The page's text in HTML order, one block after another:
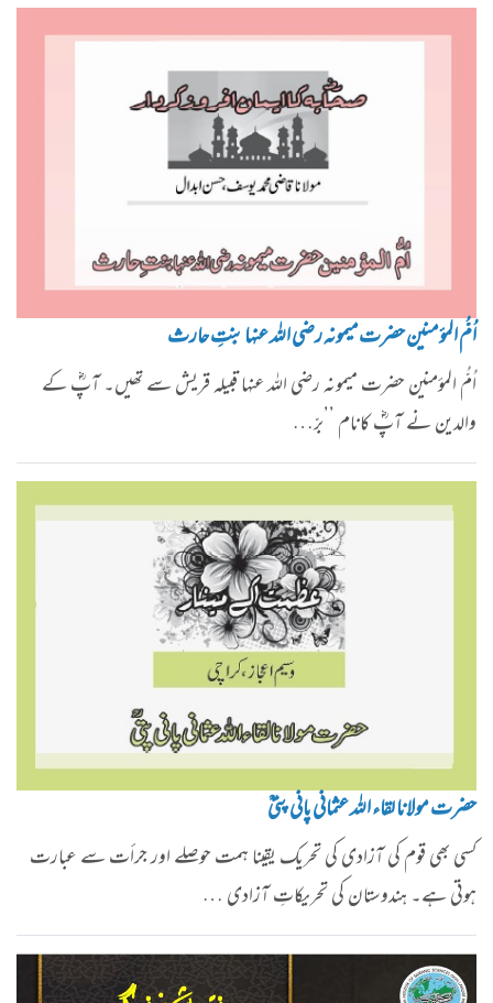
اُمُّ المؤمنین حضرت میمونہ رضی اللہ عنہا بنتِ حارث
اُمُّ المؤمنین حضرت میمونہ رضی اللہ عنہا قبیلہ قریش سے تھیں۔ آپؓ کے
والدین نے آپؓ کانام ’’برّ…
حضرت مولانا لقاء اللہ عثمانی پانی پتیؒ
کسی بھی قوم کی آزادی کی تحریک یقینا ہمت حوصلے اور جرأت سے عبارت
ہوتی ہے۔ ہندوستان کی تحریکاتِ آزادی …